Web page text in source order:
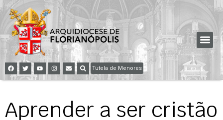
Tutela de Menores
Aprender a ser cristão